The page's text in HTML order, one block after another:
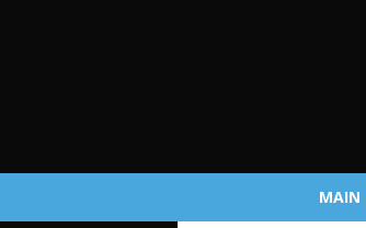
MAIN